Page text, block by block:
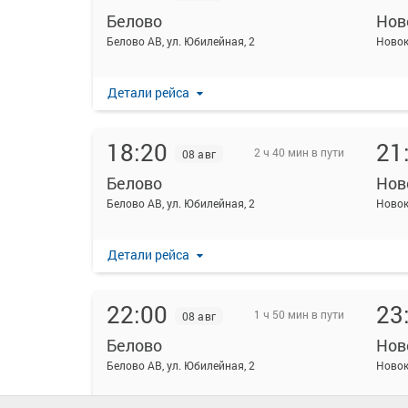
Белово
Белово АВ, ул. Юбилейная, 2
Детали рейса
18:20 08 авг 2 ч 40 мин в пути
Белово
Белово АВ, ул. Юбилейная, 2
Детали рейса
22:00 08 авг 1 ч 50 мин в пути
Белово
Белово АВ, ул. Юбилейная, 2